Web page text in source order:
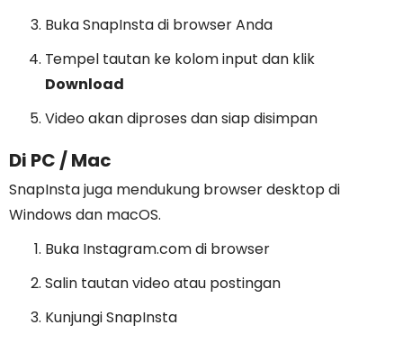
Buka SnapInsta di browser Anda
Tempel tautan ke kolom input dan klik
Download
Video akan diproses dan siap disimpan
Di PC / Mac
SnapInsta juga mendukung browser desktop di
Windows dan macOS.
Buka Instagram.com di browser
Salin tautan video atau postingan
Kunjungi SnapInsta